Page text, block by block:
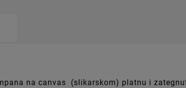
na canvas (slikarskom) platnu i